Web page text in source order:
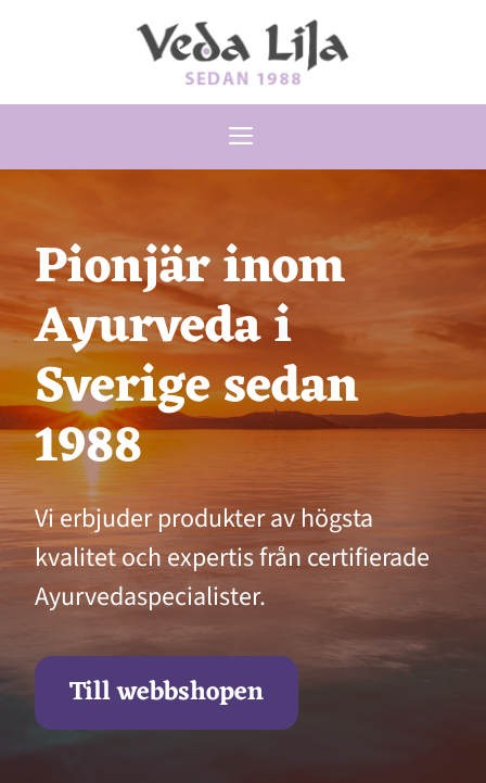
Meny
Pionjär inom
Ayurveda i
Sverige sedan
1988
Vi erbjuder produkter av högsta
kvalitet och expertis från certifierade
Ayurvedaspecialister.
Till webbshopen